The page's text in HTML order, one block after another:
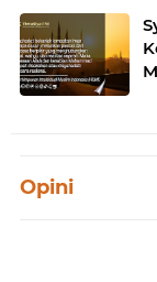
Opini